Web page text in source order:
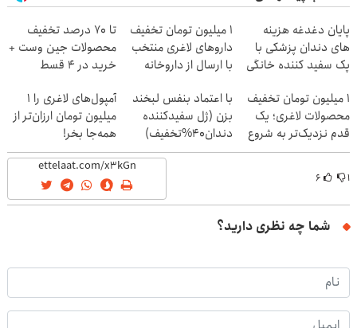
پایان دغدغه هزینه
های دندان پزشکی با
پک سفید کننده خانگی
۱ میلیون تومان تخفیف
داروهای لاغری منتخب
با ارسال از داروخانه
تا 70 درصد تخفیف
محصولات جین وست +
خرید در 4 قسط
۱ میلیون تومان تخفیف
محصولات لاغری؛ یک
قدم نزدیک‌تر به شروع
کاهش وزن
با اعتماد بنفس لبخند
بزن (ژل سفیدکننده
دندان40%تخفیف)
آمپول‌های لاغری را ۱
میلیون تومان ارزان‌تر از
همه‌جا بخر!
۱ ۶
شما چه نظری دارید؟